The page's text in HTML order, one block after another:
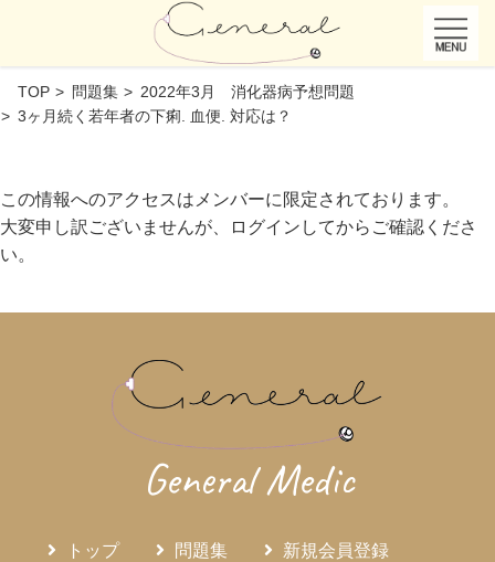
TOP 問題集
2022年3月 消化器病予想問題
3ヶ月続く若年者の下痢. 血便. 対応は？
この情報へのアクセスはメンバーに限定されております。
大変申し訳ございませんが、ログインしてからご確認くださ
い。
General Medic
トップ 問題集 新規会員登録